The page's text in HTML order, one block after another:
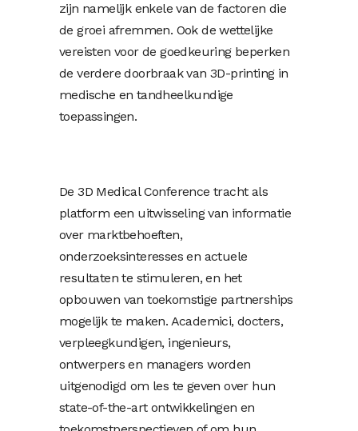
zijn namelijk enkele van de factoren die
de groei afremmen. Ook de wettelijke
vereisten voor de goedkeuring beperken
de verdere doorbraak van 3D-printing in
medische en tandheelkundige
toepassingen.
De 3D Medical Conference tracht als
platform een uitwisseling van informatie
over marktbehoeften,
onderzoeksinteresses en actuele
resultaten te stimuleren, en het
opbouwen van toekomstige partnerships
mogelijk te maken. Academici, docters,
verpleegkundigen, ingenieurs,
ontwerpers en managers worden
uitgenodigd om les te geven over hun
state-of-the-art ontwikkelingen en